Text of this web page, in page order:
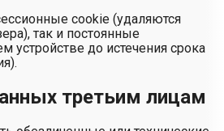
cookie (удаляются
так и постоянные
устройстве до истечения срока
третьим лицам